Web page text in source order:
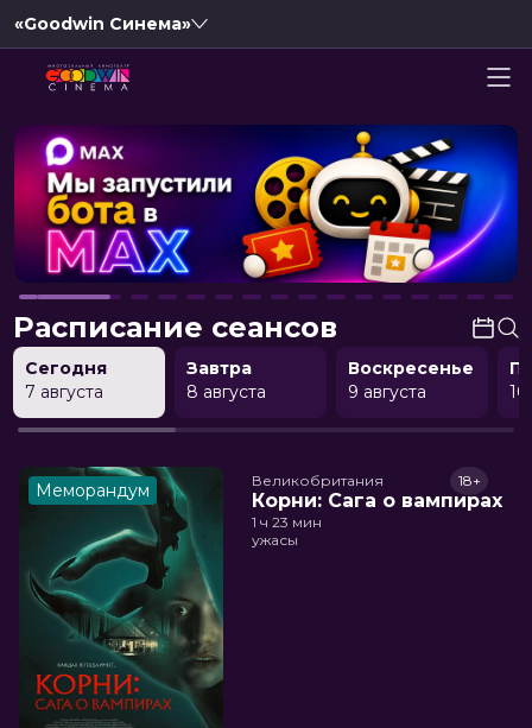
«Goodwin Синема»
Расписание сеансов
Сегодня
7 августа
Завтра
8 августа
Воскресенье
9 августа
10
Меморандум Великобритания
Корни: Сага о вампирах
18+
1 ч 23 мин
ужасы